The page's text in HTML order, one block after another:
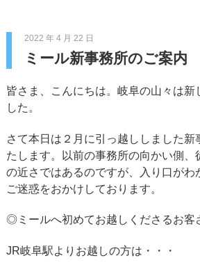
2022 年 4 月 22 日
ミール新事務所のご案内
皆さま、こんにちは。岐阜の山々は新
した。
さて本日は２月に引っ越ししました新
たします。以前の事務所の向かい側、
の近さではあるのですが、入り口がわ
ご迷惑をおかけしております。
◎ミールへ初めてお越しくださるお客
JR岐阜駅よりお越しの方は・・・